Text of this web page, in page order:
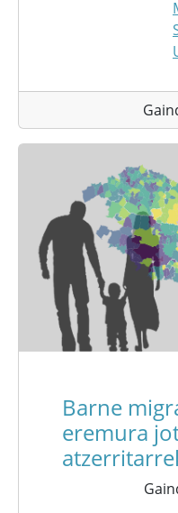
Barne
eremura